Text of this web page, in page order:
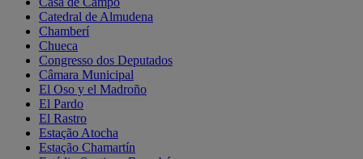
Catedral de Almudena
Chamberí
Chueca
Congresso dos Deputados
Câmara Municipal
El Oso y el Madroño
El Pardo
El Rastro
Estação Atocha
Estação Chamartín